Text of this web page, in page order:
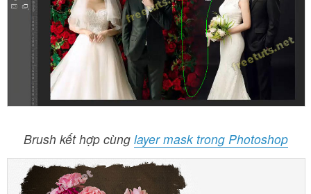
Brush kết hợp cùng layer mask trong Photoshop